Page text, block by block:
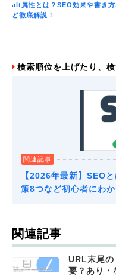
alt属性とは？SEO効果や書き方
ど徹底解説！
検索順位を上げたり、
関連記事
【2026年最新】SEO
策8つなど初心者にわか
関連記事
URL末尾の
要？あり・